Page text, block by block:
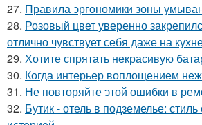
27. Правила эргономики зоны
28. Розовый цвет уверенно
отлично чувствует себя даже на
29. Хотите спрятать некрасивую
30. Когда интерьер воплощением
31. Не повторяйте этой ошибки в
32. Бутик - отель в подземелье: